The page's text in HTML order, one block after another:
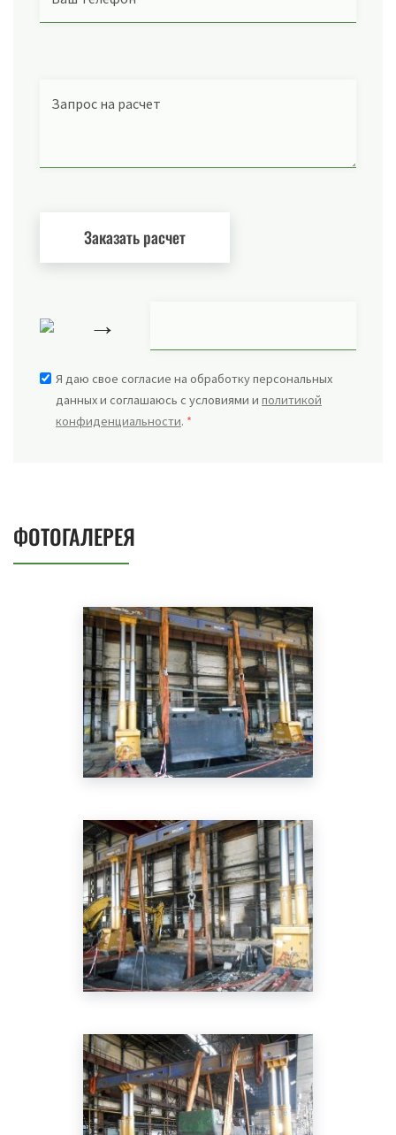
Запрос на расчет
→
Я даю свое согласие на обработку персональных
данных и соглашаюсь с условиями и политикой
конфиденциальности. *
ФОТОГАЛЕРЕЯ